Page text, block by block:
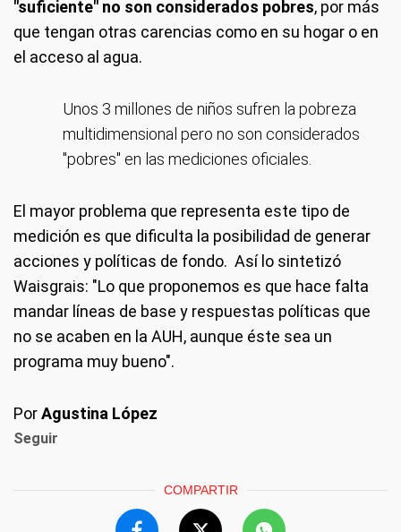
"suficiente" no son considerados pobres, por más
que tengan otras carencias como en su hogar o en
el acceso al agua.
Unos 3 millones de niños sufren la pobreza
multidimensional pero no son considerados
"pobres" en las mediciones oficiales.
El mayor problema que representa este tipo de
medición es que dificulta la posibilidad de generar
acciones y políticas de fondo. Así lo sintetizó
Waisgrais: "Lo que proponemos es que hace falta
mandar líneas de base y respuestas políticas que
no se acaben en la AUH, aunque éste sea un
programa muy bueno".
PorAgustina López
Seguir
COMPARTIR